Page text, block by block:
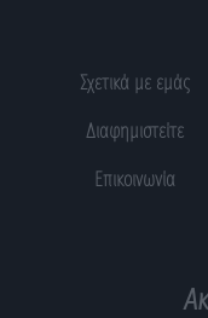
Σχετικά με εμάς
Διαφημιστείτε
Επικοινωνία